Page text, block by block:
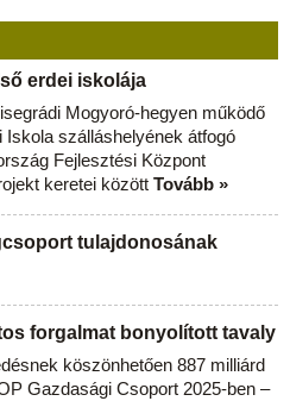
erdei iskolája
Mogyoró-hegyen működő
szálláshelyének átfogó
Fejlesztési Központ
keretei között Tovább »
tulajdonosának
forgalmat bonyolított tavaly
köszönhetően 887 milliárd
Gazdasági Csoport 2025-ben –